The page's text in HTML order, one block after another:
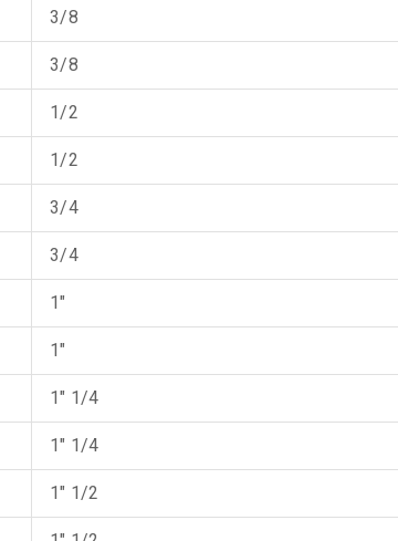
3/8
3/8
1/2
1/2
3/4
3/4
1"
1"
1" 1/4
1" 1/4
1" 1/2